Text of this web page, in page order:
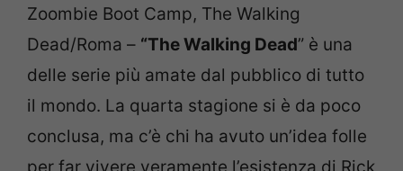
Zoombie Boot Camp, The Walking
Dead/Roma – “The Walking Dead” è una
delle serie più amate dal pubblico di tutto
il mondo. La quarta stagione si è da poco
conclusa, ma c’è chi ha avuto un’idea folle